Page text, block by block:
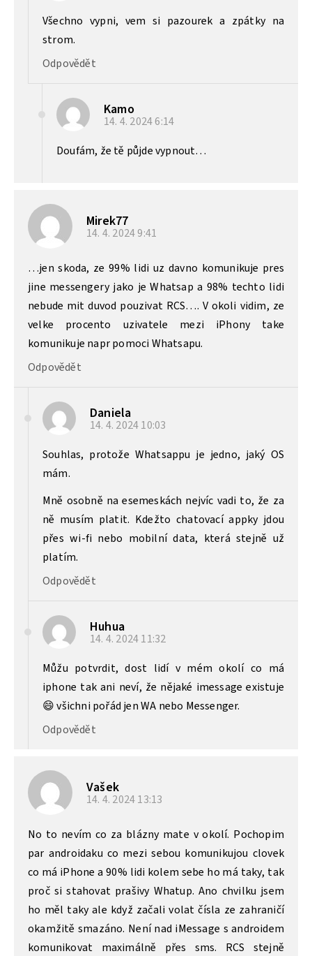
Všechno vypni, vem si pazourek a zpátky na
strom.
Odpovědět
Kamo
14. 4. 20246:14
Doufám, že tě půjde vypnout…
Mirek77
14. 4. 20249:41
…jen skoda, ze 99% lidi uz davno komunikuje pres
jine messengery jako je Whatsap a 98% techto lidi
nebude mit duvod pouzivat RCS…. V okoli vidim, ze
velke procento uzivatele mezi iPhony take
komunikuje napr pomoci Whatsapu.
Odpovědět
Daniela
14. 4. 202410:03
Souhlas, protože Whatsappu je jedno, jaký OS
mám.
Mně osobně na esemeskách nejvíc vadi to, že za
ně musím platit. Kdežto chatovací appky jdou
přes wi-fi nebo mobilní data, která stejně už
platím.
Odpovědět
Huhua
14. 4. 202411:32
Můžu potvrdit, dost lidí v mém okolí co má
iphone tak ani neví, že nějaké imessage existuje
😄 všichni pořád jen WA nebo Messenger.
Odpovědět
Vašek
14. 4. 202413:13
No to nevím co za blázny mate v okolí. Pochopim
par androidaku co mezi sebou komunikujou clovek
co má iPhone a 90% lidi kolem sebe ho má taky, tak
proč si stahovat prašivy Whatup. Ano chvilku jsem
ho měl taky ale když začali volat čísla ze zahraničí
okamžitě smazáno. Není nad iMessage s androidem
komunikovat maximálně přes sms. RCS stejně